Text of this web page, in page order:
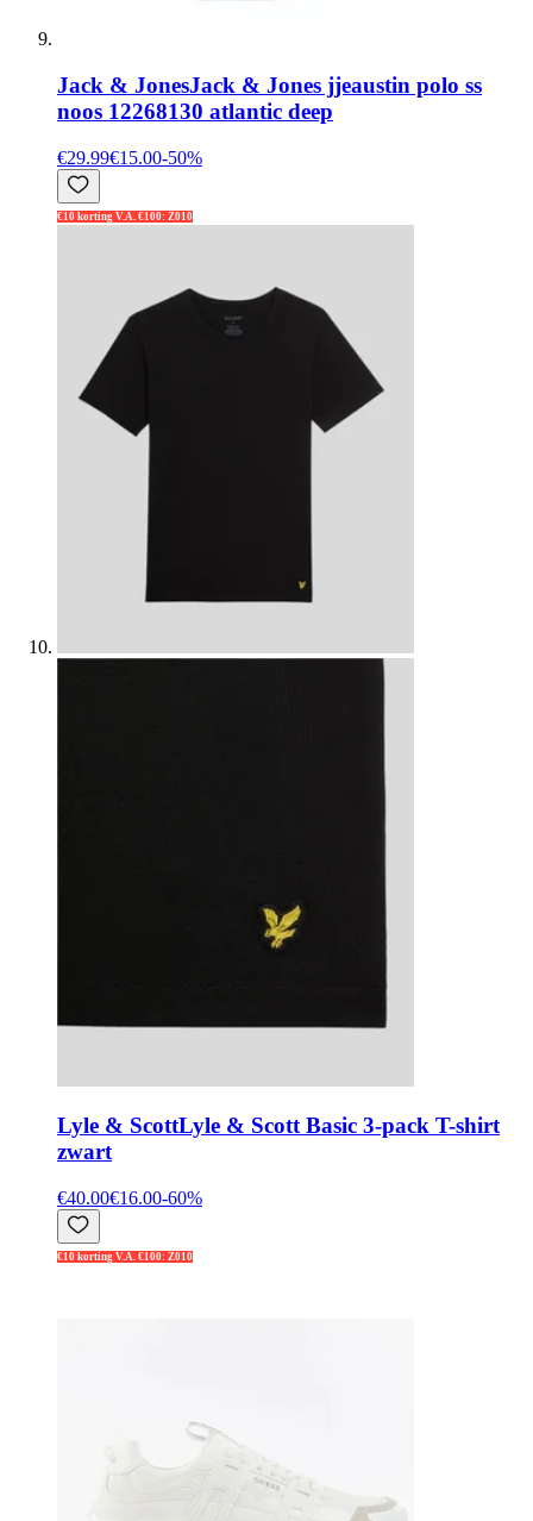
Jack & JonesJack & Jones jjeaustin polo ss
noos 12268130 atlantic deep
€29.99€15.00-50%
€10 korting V.A. €100: Z010
Lyle & ScottLyle & Scott Basic 3-pack T-shirt
zwart
€40.00€16.00-60%
€10 korting V.A. €100: Z010